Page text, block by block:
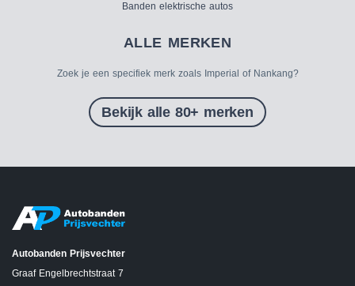
Banden elektrische autos
ALLE MERKEN
Zoek je een specifiek merk zoals Imperial of Nankang?
Bekijk alle 80+ merken
Autobanden Prijsvechter
Graaf Engelbrechtstraat 7